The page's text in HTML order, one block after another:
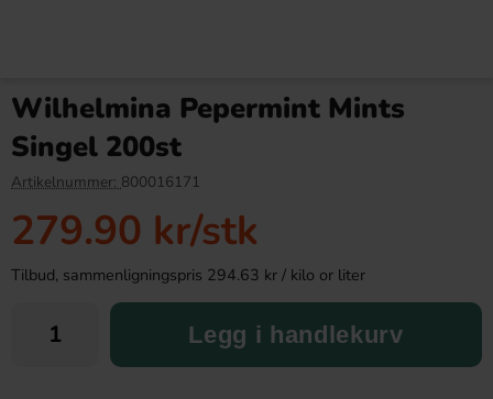
box 7th Edition
Köp
Wilhelmina Pepermint Mints
Singel 200st
Artikelnummer: 800016171
279.90 kr/stk
Tilbud, sammenligningspris 294.63 kr / kilo or liter
Legg i handlekurv